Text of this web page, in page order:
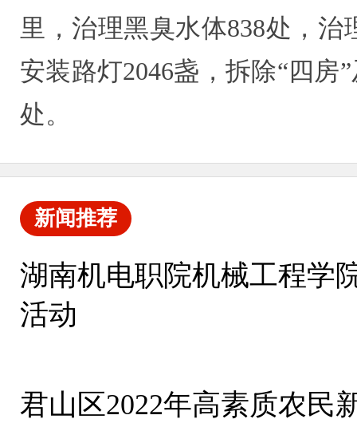
里，治理黑臭水体838处，
安装路灯2046盏，拆除“四房
处。
新闻推荐
湖南机电职院机械工程学
活动
君山区2022年高素质农民